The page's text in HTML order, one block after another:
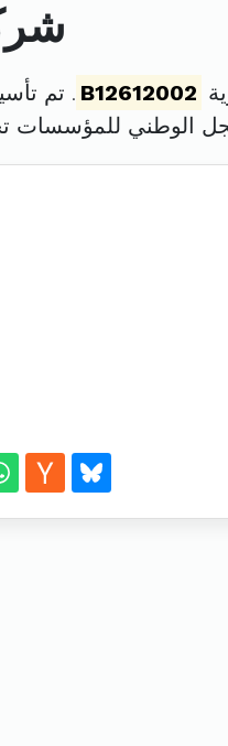
B12612002 . تم تأسيسها في 2
الوطني للمؤسسات